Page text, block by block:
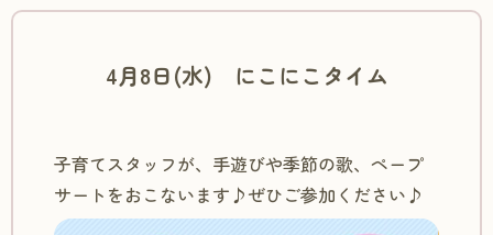
4月8日(水) にこにこタイム
子育てスタッフが、手遊びや季節の歌、ペープ
サートをおこないます♪ぜひご参加ください♪